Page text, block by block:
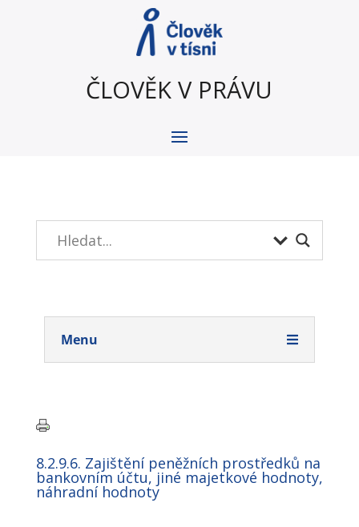
ČLOVĚK V PRÁVU
Menu
8.2.9.6. Zajištění peněžních prostředků na
bankovním účtu, jiné majetkové hodnoty,
náhradní hodnoty